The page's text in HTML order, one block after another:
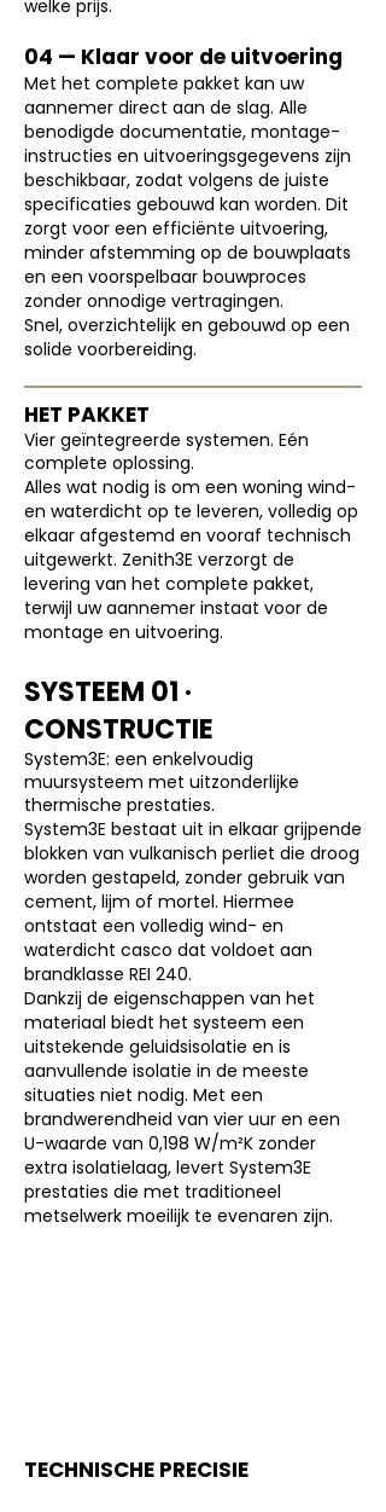
welke prijs.
04 — Klaar voor de uitvoering
Met het complete pakket kan uw
aannemer direct aan de slag. Alle
benodigde documentatie, montage-
instructies en uitvoeringsgegevens zijn
beschikbaar, zodat volgens de juiste
specificaties gebouwd kan worden. Dit
zorgt voor een efficiënte uitvoering,
minder afstemming op de bouwplaats
en een voorspelbaar bouwproces
zonder onnodige vertragingen.
Snel, overzichtelijk en gebouwd op een
solide voorbereiding.
HET PAKKET
Vier geïntegreerde systemen. Eén
complete oplossing.
Alles wat nodig is om een woning wind-
en waterdicht op te leveren, volledig op
elkaar afgestemd en vooraf technisch
uitgewerkt. Zenith3E verzorgt de
levering van het complete pakket,
terwijl uw aannemer instaat voor de
montage en uitvoering.
SYSTEEM 01 ·
CONSTRUCTIE
System3E: een enkelvoudig
muursysteem met uitzonderlijke
thermische prestaties.
System3E bestaat uit in elkaar grijpende
blokken van vulkanisch perliet die droog
worden gestapeld, zonder gebruik van
cement, lijm of mortel. Hiermee
ontstaat een volledig wind- en
waterdicht casco dat voldoet aan
brandklasse REI 240.
Dankzij de eigenschappen van het
materiaal biedt het systeem een
uitstekende geluidsisolatie en is
aanvullende isolatie in de meeste
situaties niet nodig. Met een
brandwerendheid van vier uur en een
U-waarde van 0,198 W/m²K zonder
extra isolatielaag, levert System3E
prestaties die met traditioneel
metselwerk moeilijk te evenaren zijn.
TECHNISCHE PRECISIE